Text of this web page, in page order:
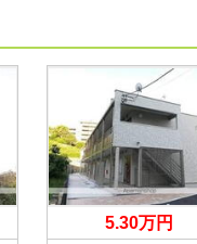
5.30万円